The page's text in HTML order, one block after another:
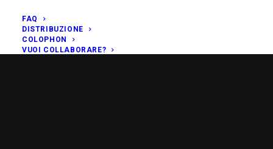
FAQ
DISTRIBUZIONE
COLOPHON
VUOI COLLABORARE?